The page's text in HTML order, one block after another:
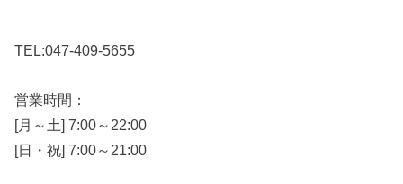
TEL:047-409-5655
営業時間：
[月～土] 7:00～22:00
[日・祝] 7:00～21:00